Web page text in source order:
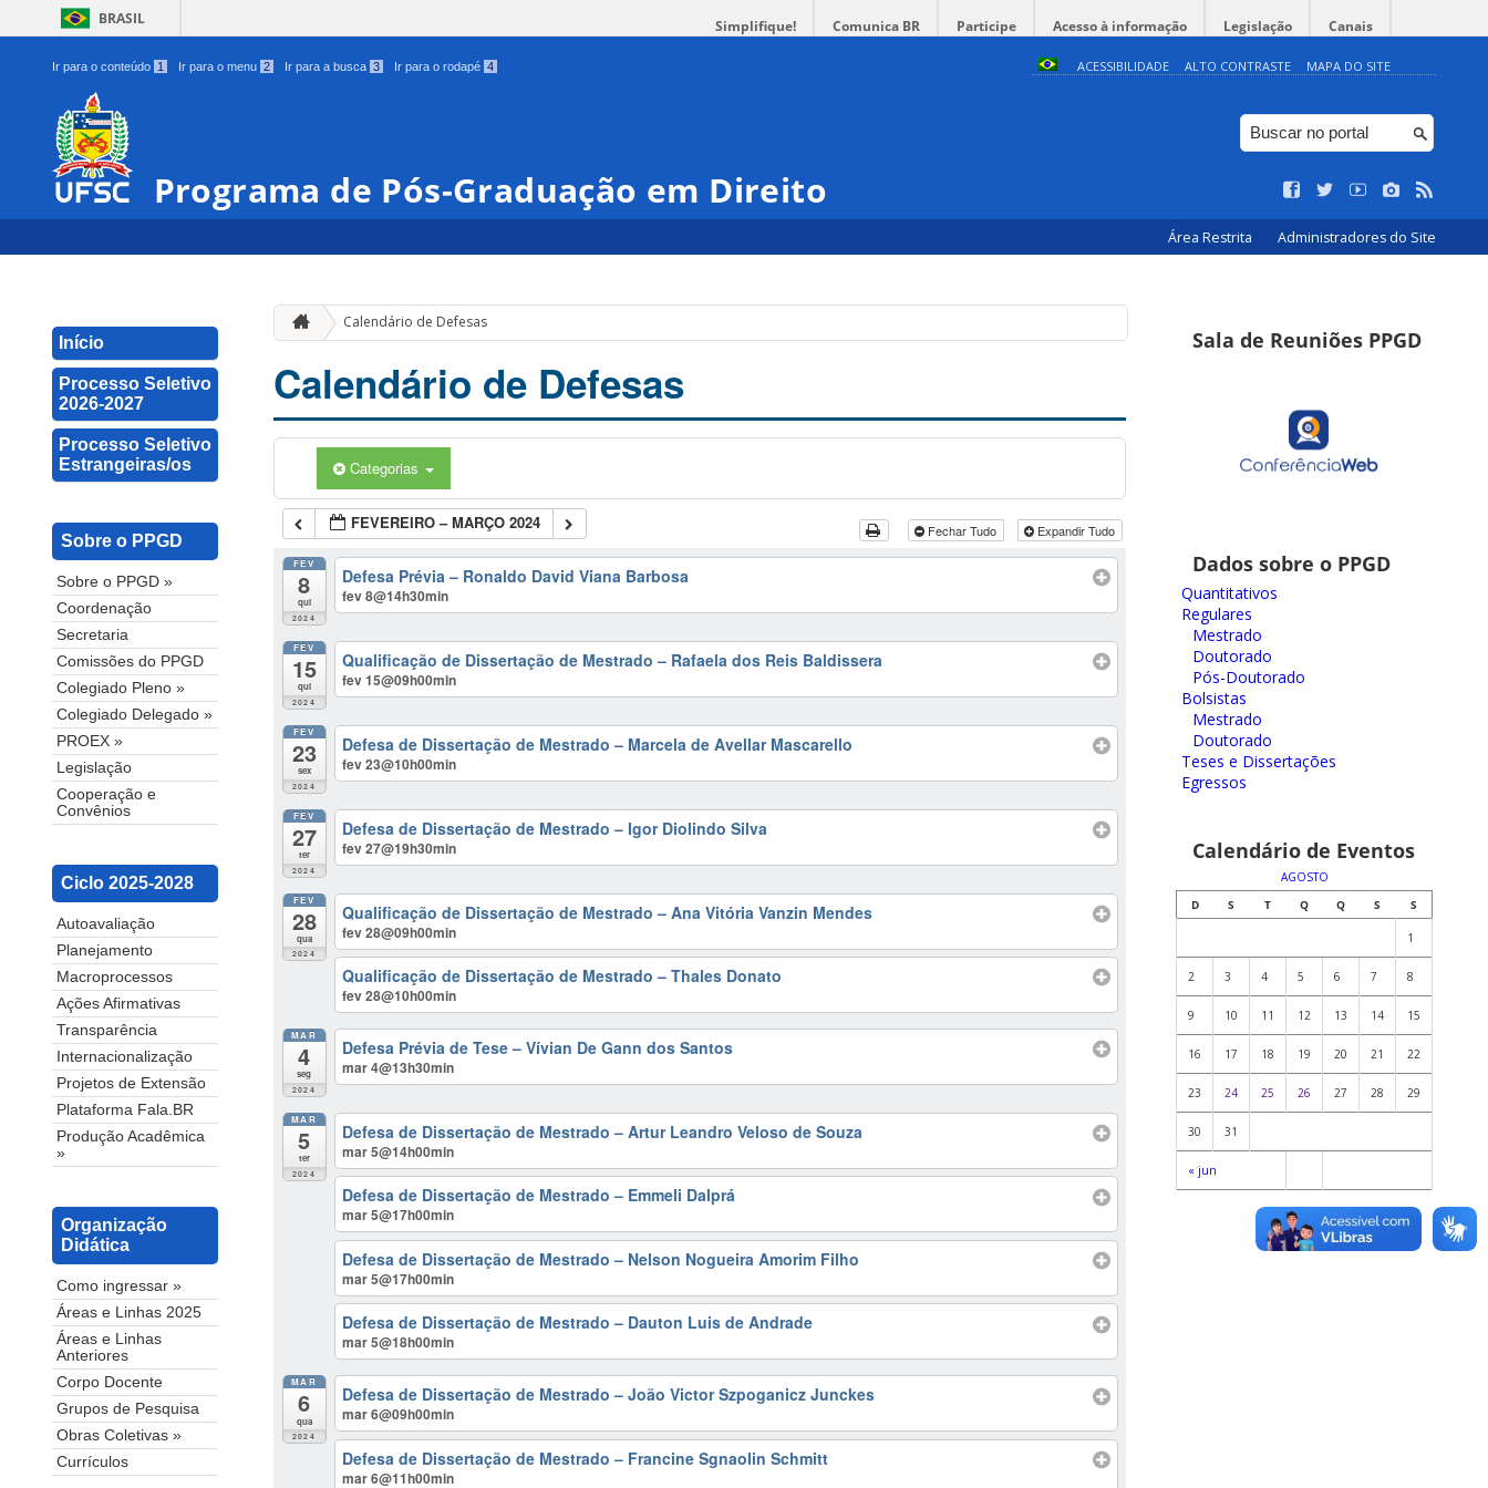
BRASIL Simplifique! Comunica BR Participe Acesso à informação Legislação Canais
Ir para o conteúdo 1 Ir para o menu 2 Ir para a busca 3 Ir para o rodapé 4 ACESSIBILIDADE ALTO CONTRASTE MAPA DO SITE
Programa de Pós-Graduação em Direito
Área Restrita Administradores do Site
Início
Processo Seletivo
2026-2027
Processo Seletivo
Estrangeiras/os
Sobre o PPGD
Sobre o PPGD »
Coordenação
Secretaria
Comissões do PPGD
Colegiado Pleno »
Colegiado Delegado »
PROEX »
Legislação
Cooperação e
Convênios
Ciclo 2025-2028
Autoavaliação
Planejamento
Macroprocessos
Ações Afirmativas
Transparência
Internacionalização
Projetos de Extensão
Plataforma Fala.BR
Produção Acadêmica
»
Organização
Didática
Como ingressar »
Áreas e Linhas 2025
Áreas e Linhas
Anteriores
Corpo Docente
Grupos de Pesquisa
Obras Coletivas »
Currículos
Calendário de Defesas
Calendário de Defesas
Categorias
FEVEREIRO – MARÇO 2024 Fechar Tudo Expandir Tudo
FEV
8
qui
2024
Defesa Prévia – Ronaldo David Viana Barbosa
fev 8@14h30min
FEV
15
qui
2024
Qualificação de Dissertação de Mestrado – Rafaela dos Reis Baldissera
fev 15@09h00min
FEV
23
sex
2024
Defesa de Dissertação de Mestrado – Marcela de Avellar Mascarello
fev 23@10h00min
FEV
27
ter
2024
Defesa de Dissertação de Mestrado – Igor Diolindo Silva
fev 27@19h30min
FEV
28
qua
2024
Qualificação de Dissertação de Mestrado – Ana Vitória Vanzin Mendes
fev 28@09h00min
Qualificação de Dissertação de Mestrado – Thales Donato
fev 28@10h00min
MAR
4
seg
2024
Defesa Prévia de Tese – Vívian De Gann dos Santos
mar 4@13h30min
MAR
5
ter
2024
Defesa de Dissertação de Mestrado – Artur Leandro Veloso de Souza
mar 5@14h00min
Defesa de Dissertação de Mestrado – Emmeli Dalprá
mar 5@17h00min
Defesa de Dissertação de Mestrado – Nelson Nogueira Amorim Filho
mar 5@17h00min
Defesa de Dissertação de Mestrado – Dauton Luis de Andrade
mar 5@18h00min
MAR
6
qua
2024
Defesa de Dissertação de Mestrado – João Victor Szpoganicz Junckes
mar 6@09h00min
Defesa de Dissertação de Mestrado – Francine Sgnaolin Schmitt
mar 6@11h00min
Sala de Reuniões PPGD
Dados sobre o PPGD
Quantitativos
Regulares
Mestrado
Doutorado
Pós-Doutorado
Bolsistas
Mestrado
Doutorado
Teses e Dissertações
Egressos
Calendário de Eventos
AGOSTO
D
S T Q Q S S
« jun
1
2 3 4 5 6 7 8
9 10 11 12 13 14 15
16 17 18 19 20 21 22
23 24 25 26 27 28 29
30 31